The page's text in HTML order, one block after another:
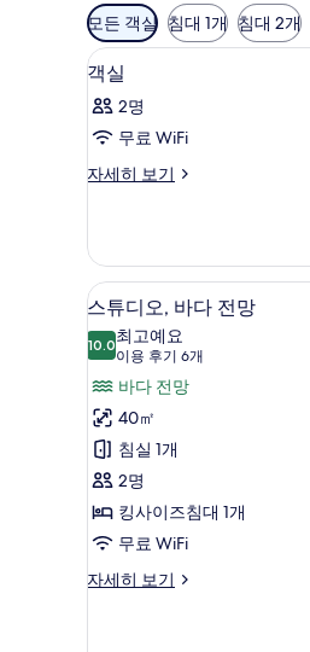
객
실
에
사
용
가
능
터
모든 객실 침대 1개 침대 2개
객
실
사
모
보
기
4
객실
2명
무료 WiFi
자세히 보기
객
히
보
기
스
튜
디
오,
바
다
전
망
사
진
5
스튜디오, 바다 전망
10.010.0점 만점 중 10점
최고예요
이용 후기 6개
(이
용
후
기
6
개)
바다 전망
40㎡
침실 1개
2명
킹사이즈침대 1개
무료 WiFi
자세히 보기
스